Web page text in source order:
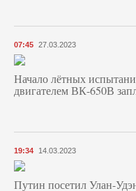
07:45 27.03.2023
Начало лётных
двигателем ВК-650В
19:34 14.03.2023
Путин посетил Улан-